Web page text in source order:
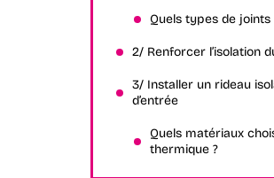
Quels types de joints
2/ Renforcer l’isolation
3/ Installer un rideau
d’entrée
Quels matériaux
thermique ?